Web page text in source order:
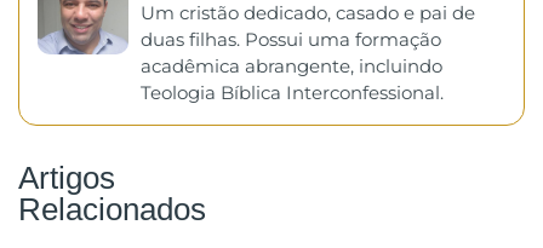
Um cristão dedicado, casado e pai de
duas filhas. Possui uma formação
acadêmica abrangente, incluindo
Teologia Bíblica Interconfessional.
Artigos
Relacionados